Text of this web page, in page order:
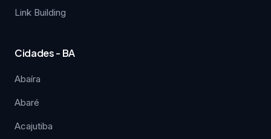
Link Building
Cidades - BA
Abaíra
Abaré
Acajutiba